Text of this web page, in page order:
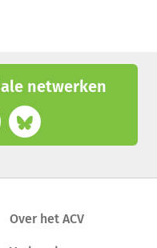
netwerken
Over het ACV